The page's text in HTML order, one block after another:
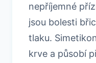
nepříjemné
jsou bolesti
tlaku.
krve a působí